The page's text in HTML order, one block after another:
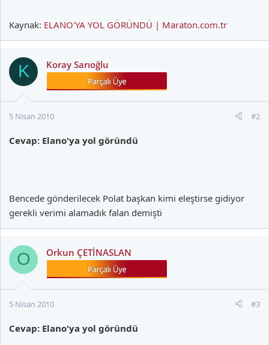
Kaynak: ELANO'YA YOL GÖRÜNDÜ | Maraton.com.tr
K Koray Sarıoğlu
5 Nisan 2010 #2
Cevap: Elano'ya yol göründü
Bencede gönderilecek Polat başkan kimi eleştirse gidiyor
gerekli verimi alamadık falan demişti
O Orkun ÇETİNASLAN
5 Nisan 2010 #3
Cevap: Elano'ya yol göründü